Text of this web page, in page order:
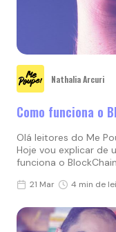
Nathalia Arcuri
Como funciona o
Olá leitores do Me
Hoje vou explicar de
funciona o
21 Mar 4 min de